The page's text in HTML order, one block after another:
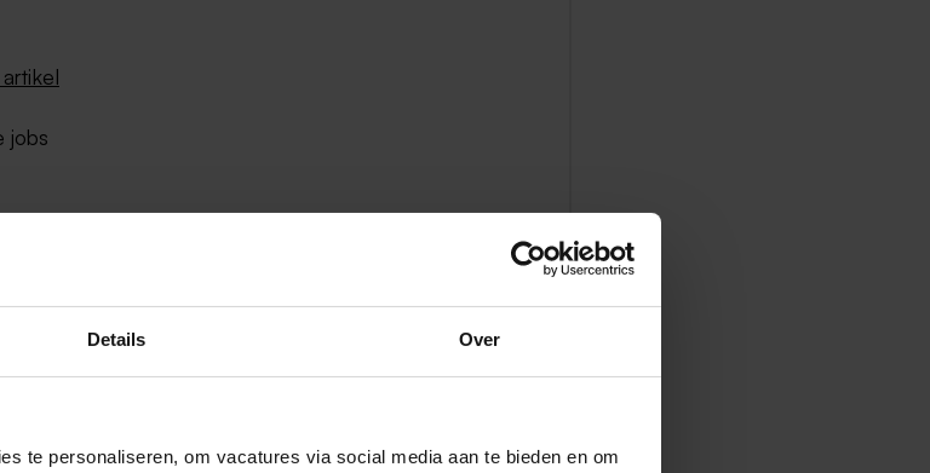
Details Over
te personaliseren, om vacatures via social media aan te bieden en om
jobs